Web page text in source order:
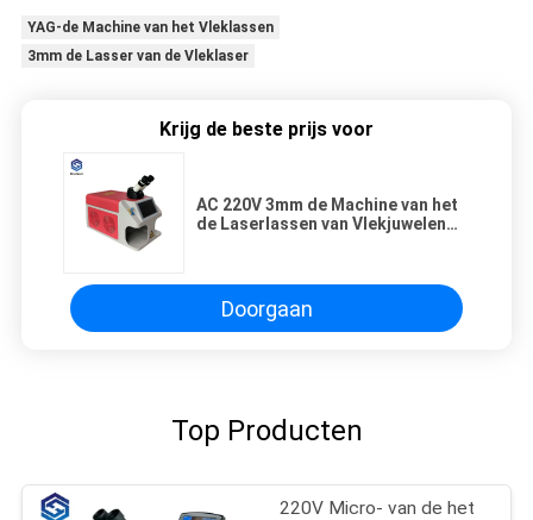
YAG-de Machine van het Vleklassen
3mm de Lasser van de Vleklaser
Krijg de beste prijs voor
AC 220V 3mm de Machine van het
de Laserlassen van Vlekjuwelen
Doorgaan
Top Producten
220V Micro- van de het